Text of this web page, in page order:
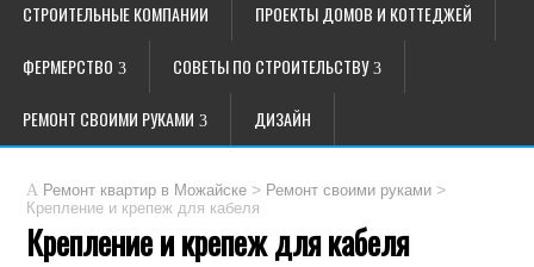
СТРОИТЕЛЬНЫЕ КОМПАНИИ ПРОЕКТЫ ДОМОВ И КОТТЕДЖЕЙ
ФЕРМЕРСТВО СОВЕТЫ ПО СТРОИТЕЛЬСТВУ
РЕМОНТ СВОИМИ РУКАМИ ДИЗАЙН
Ремонт квартир в Можайске > Ремонт своими руками >
Крепление и крепеж для кабеля
Крепление и крепеж для кабеля